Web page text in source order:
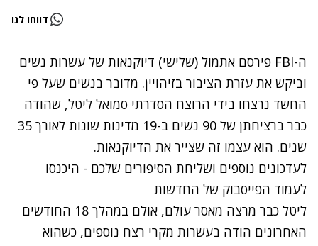
דווחו לנו
ה-FBI פירסם אתמול (שלישי) דיוקנאות של עשרות נשים
וביקש את עזרת הציבור בזיהויין. מדובר בנשים שעל פי
החשד נרצחו בידי הרוצח הסדרתי סמואל ליטל, שהודה
כבר ברציחתן של 90 נשים ב-19 מדינות שונות לאורך 35
שנים. הוא עצמו זה שצייר את הדיוקנאות.
לעדכונים נוספים ושליחת הסיפורים שלכם - היכנסו
לעמוד הפייסבוק של החדשות
ליטל כבר מרצה מאסר עולם, אולם במהלך 18 החודשים
האחרונים הודה בעשרות מקרי רצח נוספים, כשהוא